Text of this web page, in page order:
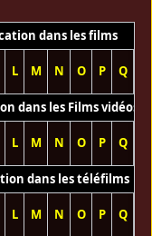
dans les films
L M N O P Q
dans les Films vidéos
L M N O P Q
dans les téléfilms
L M N O P Q